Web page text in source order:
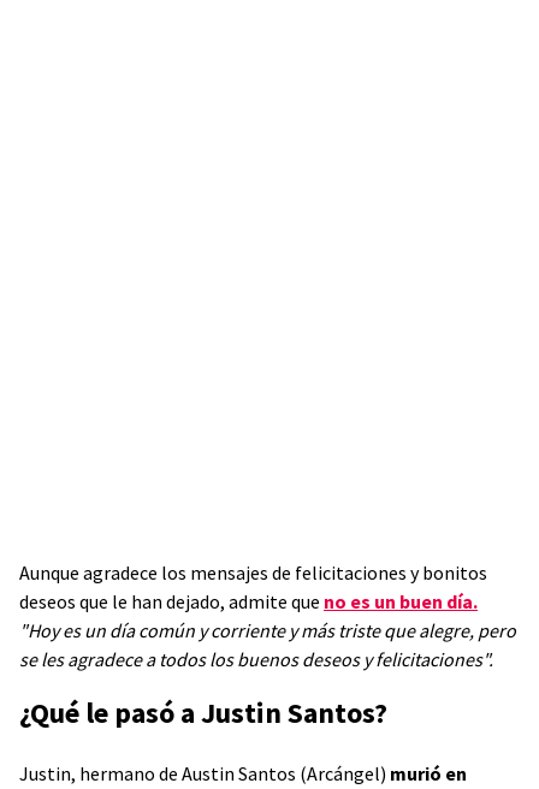
Aunque agradece los mensajes de felicitaciones y bonitos
deseos que le han dejado, admite que no es un buen día.
"Hoy es un día común y corriente y más triste que alegre, pero
se les agradece a todos los buenos deseos y felicitaciones".
¿Qué le pasó a Justin Santos?
Justin, hermano de Austin Santos (Arcángel) murió en